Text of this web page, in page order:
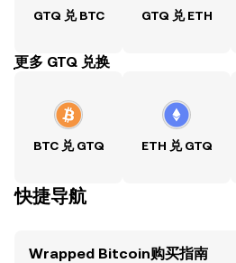
GTQ 兑 BTC GTQ 兑 ETH
ִִִִִִִִִִִִִִִִִִִִִִִִִִִִִִִִִִִִִִִִִִִִִִִִ更多 GTQ 兑换
BTC 兑 GTQ ETH 兑 GTQ
快捷导航
Wrapped Bitcoin购买指南